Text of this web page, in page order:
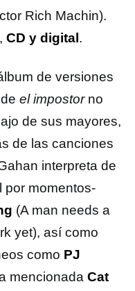
Rich Machin).
, CD y digital .
de versiones
el impostorno
de sus mayores,
de las canciones
interpreta de
por momentos-
(A man needs a
yet), así como
como PJ
mencionada Cat